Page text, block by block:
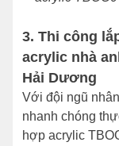
3. Thi công
acrylic nhà
Hải Dương
Với đội ngũ
nhanh chóng
hợp acrylic